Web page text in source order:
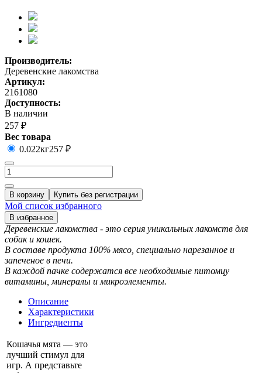
Производитель:
Деревенские лакомства
Артикул:
2161080
Доступность:
В наличии
257 ₽
Вес товара
0.022кг257 ₽
В корзину Купить без регистрации
Мой список избранного
В избранное
Деревенские лакомства - это серия уникальных лакомств для
собак и кошек.
В составе продукта 100% мясо, специально нарезанное и
запеченое в печи.
В каждой пачке содержатся все необходимые питомцу
витамины, минералы и микроэлементы.
Описание
Характеристики
Ингредиенты
Кошачья мята — это
лучший стимул для
игр. А представьте